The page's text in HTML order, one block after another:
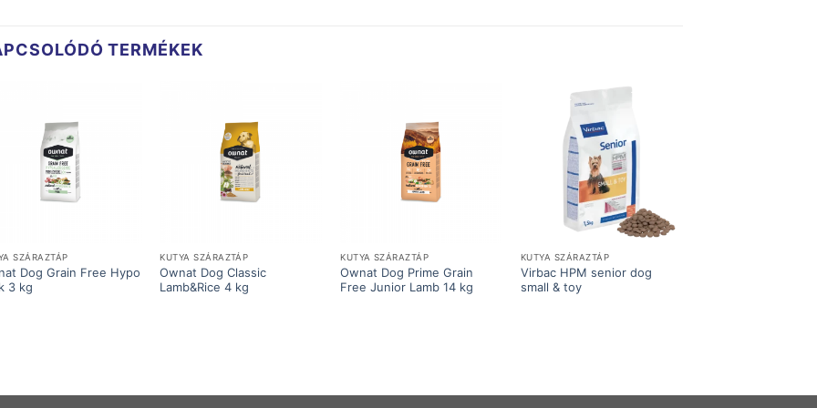
TERMÉKEK
SZÁRAZTÁP
Dog Grain Free Hypo
3 kg
KUTYA SZÁRAZTÁP
Ownat Dog Classic
Lamb&Rice 4 kg
KUTYA SZÁRAZTÁP
Ownat Dog Prime Grain
Free Junior Lamb 14 kg
KUTYA SZÁRAZTÁP
Virbac HPM senior dog
small & toy